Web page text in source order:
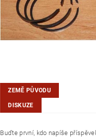
ZEMĚ PŮVODU
DISKUZE
Buďte první, kdo napíše